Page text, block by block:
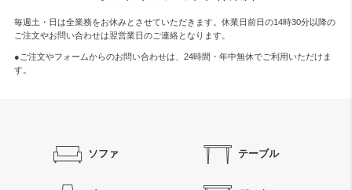
毎週土・日は全業務をお休みとさせていただきます。休業日前日の14時30分以降の
ご注文やお問い合わせは翌営業日のご連絡となります。
●ご注文やフォームからのお問い合わせは、 24時間・年中無休でご利用いただけま
す。
ソファ テーブル